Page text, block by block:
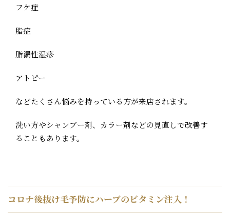
フケ症
脂症
脂漏性湿疹
アトピー
などたくさん悩みを持っている方が来店されます。
洗い方やシャンプー剤、カラー剤などの見直しで改善す
ることもあります。
コロナ後抜け毛予防にハーブのビタミン注入！